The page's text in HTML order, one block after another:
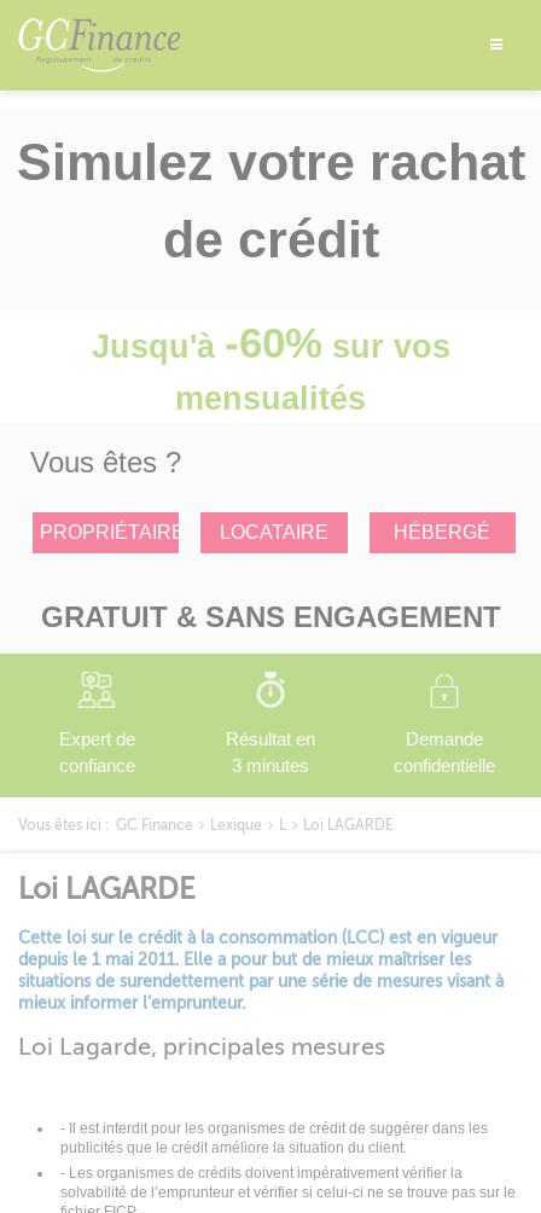
Simulez votre rachat
de crédit
Jusqu'à -60% sur vos
mensualités
Vous êtes ?
PROPRIÉTAIRE LOCATAIRE HÉBERGÉ
GRATUIT & SANS ENGAGEMENT
Expert de
confiance
Résultat en
3 minutes
Demande
confidentielle
Vous êtes ici : GC Finance Lexique L Loi LAGARDE
Loi LAGARDE
Cette loi sur le crédit à la consommation (LCC) est en vigueur
depuis le 1 mai 2011. Elle a pour but de mieux maîtriser les
situations de surendettement par une série de mesures visant à
mieux informer l’emprunteur.
Loi Lagarde, principales mesures
- Il est interdit pour les organismes de crédit de suggérer dans les
publicités que le crédit améliore la situation du client.
- Les organismes de crédits doivent impérativement vérifier la
solvabilité de l’emprunteur et vérifier si celui-ci ne se trouve pas sur le